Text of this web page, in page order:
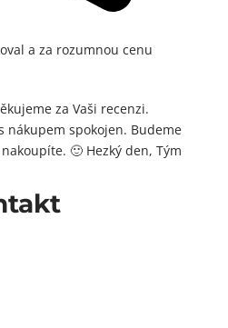
a za rozumnou cenu
za Vaši recenzi.
nákupem spokojen. Budeme
🙂 Hezký den, Tým